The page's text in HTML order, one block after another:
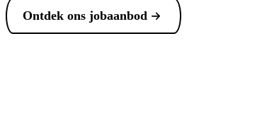
Ontdek ons jobaanbod